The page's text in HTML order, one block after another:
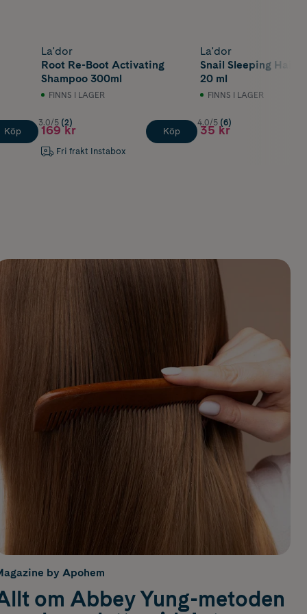
Köp
La'dor
Root Re-Boot Activating
Shampoo 300ml
FINNS I LAGER
3.0/5 (2)
169 kr
Fri frakt Instabox
Köp
La'dor
Snail Sleeping Hair
20 ml
FINNS I LAGER
4.0/5 (6)
35 kr
by Apohem
om Abbey Yung-metoden